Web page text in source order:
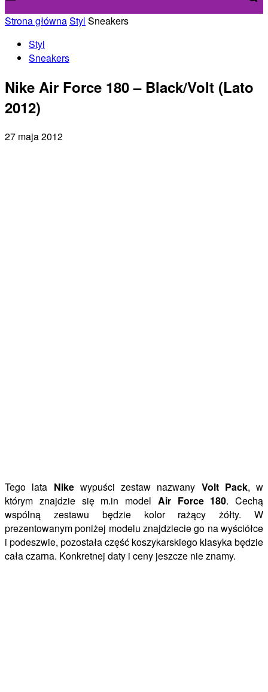
Strona głównaStyl Sneakers
Styl
Sneakers
Nike Air Force 180 – Black/Volt (Lato
2012)
27 maja 2012
Tego lata Nikewypuści zestaw nazwany Volt Pack, w
którym znajdzie się m.in model Air Force 180. Cechą
wspólną zestawu będzie kolor rażący żółty. W
prezentowanym poniżej modelu znajdziecie go na wyściółce
i podeszwie, pozostała część koszykarskiego klasyka będzie
cała czarna. Konkretnej daty i ceny jeszcze nie znamy.